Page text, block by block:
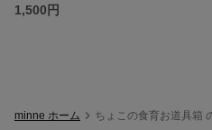
1,500円
minne ホーム ちょこの食育お道具箱